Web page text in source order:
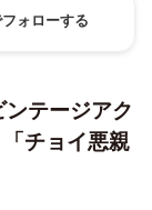
ォローする
テージアク
チョイ悪親